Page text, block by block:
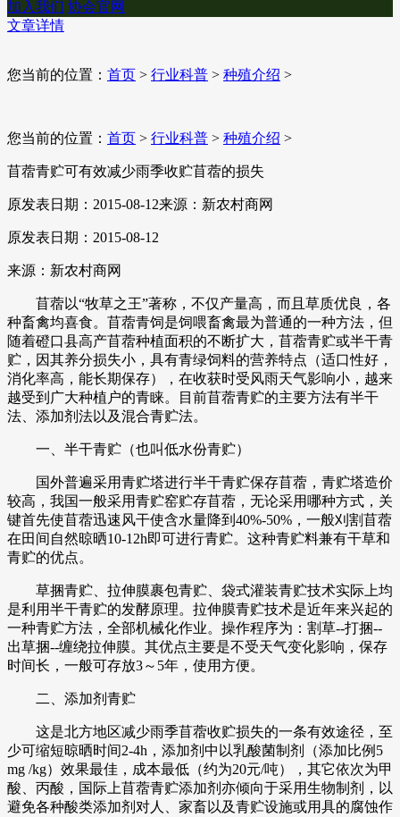
加入我们 协会官网
文章详情
您当前的位置： 首页 > 行业科普 > 种殖介绍 >
您当前的位置： 首页 > 行业科普 > 种殖介绍 >
苜蓿青贮可有效减少雨季收贮苜蓿的损失
原发表日期：2015-08-12来源：新农村商网
原发表日期：2015-08-12
来源：新农村商网
苜蓿以“牧草之王”著称，不仅产量高，而且草质优良，各
种畜禽均喜食。苜蓿青饲是饲喂畜禽最为普通的一种方法，但
随着磴口县高产苜蓿种植面积的不断扩大，苜蓿青贮或半干青
贮，因其养分损失小，具有青绿饲料的营养特点（适口性好，
消化率高，能长期保存），在收获时受风雨天气影响小，越来
越受到广大种植户的青睐。目前苜蓿青贮的主要方法有半干
法、添加剂法以及混合青贮法。
一、半干青贮（也叫低水份青贮）
国外普遍采用青贮塔进行半干青贮保存苜蓿，青贮塔造价
较高，我国一般采用青贮窑贮存苜蓿，无论采用哪种方式，关
键首先使苜蓿迅速风干使含水量降到40%-50%，一般刈割苜蓿
在田间自然晾晒10-12h即可进行青贮。这种青贮料兼有干草和
青贮的优点。
草捆青贮、拉伸膜裹包青贮、袋式灌装青贮技术实际上均
是利用半干青贮的发酵原理。拉伸膜青贮技术是近年来兴起的
一种青贮方法，全部机械化作业。操作程序为：割草--打捆--
出草捆--缠绕拉伸膜。其优点主要是不受天气变化影响，保存
时间长，一般可存放3～5年，使用方便。
二、添加剂青贮
这是北方地区减少雨季苜蓿收贮损失的一条有效途径，至
少可缩短晾晒时间2-4h，添加剂中以乳酸菌制剂（添加比例5
mg /kg）效果最佳，成本最低（约为20元/吨），其它依次为甲
酸、丙酸，国际上苜蓿青贮添加剂亦倾向于采用生物制剂，以
避免各种酸类添加剂对人、家畜以及青贮设施或用具的腐蚀作